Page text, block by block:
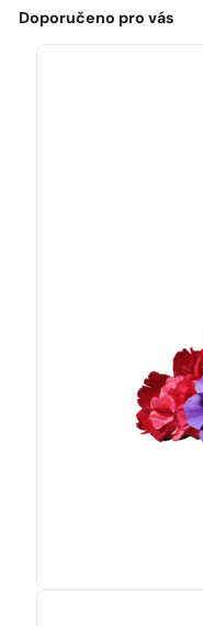
zdarma
chybí:
zdarma
Doporučeno pro vás